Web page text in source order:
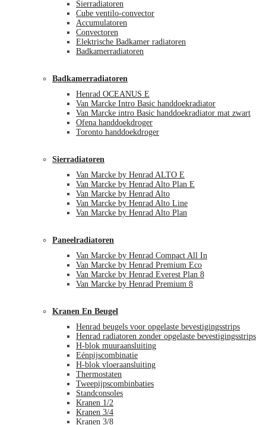
Sierradiatoren
Cube ventilo-convector
Accumulatoren
Convectoren
Elektrische Badkamer radiatoren
Badkamerradiatoren
Badkamerradiatoren
Henrad OCEANUS E
Van Marcke Intro Basic handdoekradiator
Van Marcke intro Basic handdoekradiator mat zwart
Ofena handdoekdroger
Toronto handdoekdroger
Sierradiatoren
Van Marcke by Henrad ALTO E
Van Marcke by Henrad Alto Plan E
Van Marcke by Henrad Alto
Van Marcke by Henrad Alto Line
Van Marcke by Henrad Alto Plan
Paneelradiatoren
Van Marcke by Henrad Compact All In
Van Marcke by Henrad Premium Eco
Van Marcke by Henrad Everest Plan 8
Van Marcke by Henrad Premium 8
Kranen En Beugel
Henrad beugels voor opgelaste bevestigingsstrips
Henrad radiatoren zonder opgelaste bevestigingsstrips
H-blok muuraansluiting
Eénpijscombinatie
H-blok vloeraansluiting
Thermostaten
Tweepijpscombinbaties
Standconsoles
Kranen 1/2
Kranen 3/4
Kranen 3/8